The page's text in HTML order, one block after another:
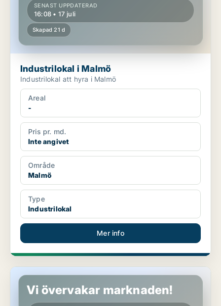
SENAST UPPDATERAD
16:08 • 17 juli
Skapad 21 d
Industrilokal i Malmö
Industrilokal att hyra i Malmö
Areal
-
Pris pr. md.
Inte angivet
Område
Malmö
Type
Industrilokal
Mer info
Butikslokal i Malmö, Kirseberg
Vi övervakar marknaden!